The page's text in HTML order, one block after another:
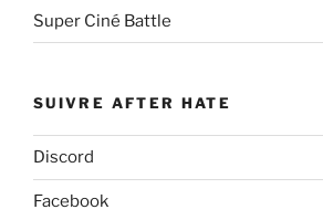
Super Ciné Battle
SUIVRE AFTER HATE
Discord
Facebook